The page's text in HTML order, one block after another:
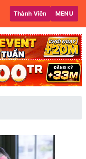
Thành Viên MENU